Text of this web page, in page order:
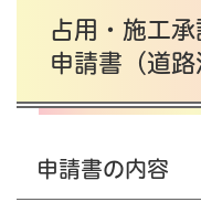
占用・施工
申請書（道路
申請書の内容